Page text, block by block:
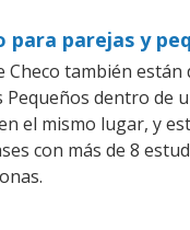
para parejas y
Checo también
Pequeños dentro de
el mismo lugar, y
con más de 8